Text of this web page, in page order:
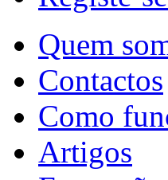
Quem
Contactos
Como
Artigos